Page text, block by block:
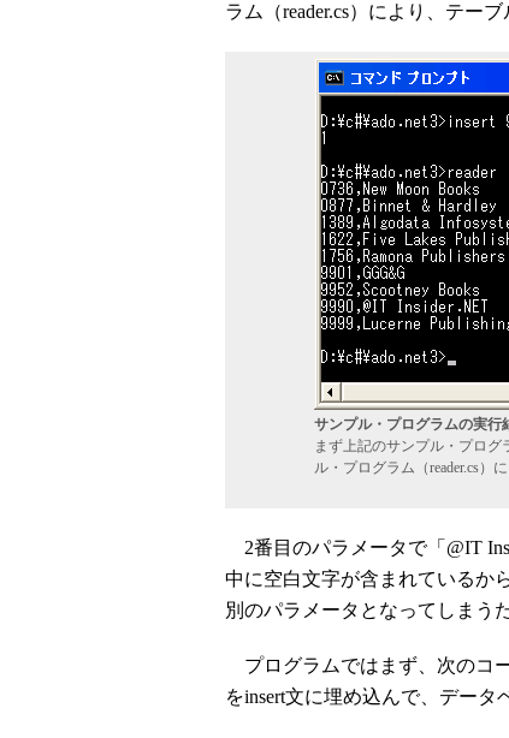
ラム（reader.cs）により、テー
サンプル・プログラムの実行
まず上記のサンプル・プロ
ル・プログラム（reader.cs）
2番目のパラメータで「@IT
中に空白文字が含まれているか
別のパラメータとなってしまう
プログラムではまず、次のコ
をinsert文に埋め込んで、データ